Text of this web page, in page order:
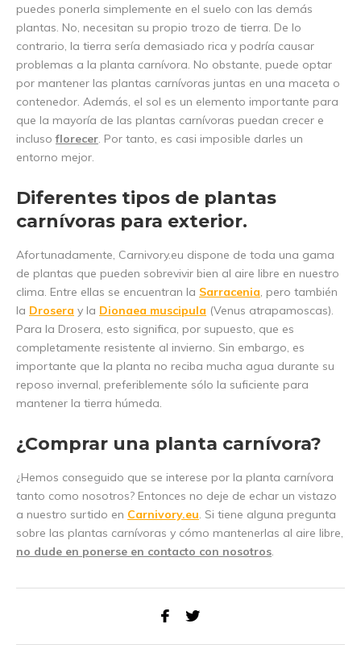
puedes ponerla simplemente en el suelo con las demás
plantas. No, necesitan su propio trozo de tierra. De lo
contrario, la tierra sería demasiado rica y podría causar
problemas a la planta carnívora. No obstante, puede optar
por mantener las plantas carnívoras juntas en una maceta o
contenedor. Además, el sol es un elemento importante para
que la mayoría de las plantas carnívoras puedan crecer e
inclusoflorecer. Por tanto, es casi imposible darles un
entorno mejor.
Diferentes tipos de plantas
carnívoras para exterior.
Afortunadamente, Carnivory.eu dispone de toda una gama
de plantas que pueden sobrevivir bien al aire libre en nuestro
clima. Entre ellas se encuentran la Sarracenia, pero también
la Drosera y la Dionaea muscipula (Venus atrapamoscas).
Para la Drosera, esto significa, por supuesto, que es
completamente resistente al invierno. Sin embargo, es
importante que la planta no reciba mucha agua durante su
reposo invernal, preferiblemente sólo la suficiente para
mantener la tierra húmeda.
¿Comprar una planta carnívora?
¿Hemos conseguido que se interese por la planta carnívora
tanto como nosotros? Entonces no deje de echar un vistazo
a nuestro surtido en Carnivory.eu. Si tiene alguna pregunta
sobre las plantas carnívoras y cómo mantenerlas al aire libre,
no dude en ponerse en contacto con nosotros.